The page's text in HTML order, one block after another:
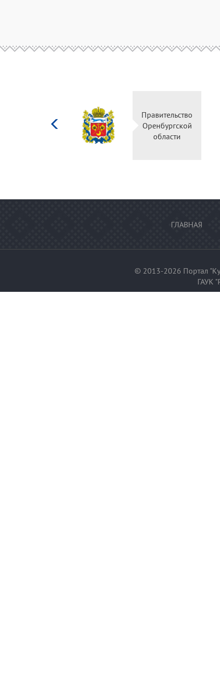
Российской
Правительство
Оренбургской
области
ГЛАВНАЯ
© 2013-2026 Портал
ГАУК